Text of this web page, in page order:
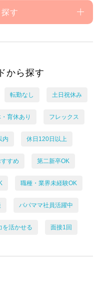
す
から探す
転勤なし 土日祝休み
育休あり フレックス
内 休日120日以上
すめ 第二新卒OK
職種・業界未経験OK
パパママ社員活躍中
を活かせる 面接1回